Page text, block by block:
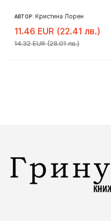
АВТОР: Кристина Лорен
11.46 EUR (22.41 лв.)
14.32 EUR (28.01 лв.)